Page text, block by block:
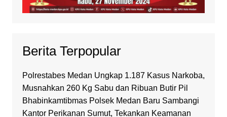
Berita Terpopular
Polrestabes Medan Ungkap 1.187 Kasus Narkoba,
Musnahkan 260 Kg Sabu dan Ribuan Butir Pil
Bhabinkamtibmas Polsek Medan Baru Sambangi
Kantor Perikanan Sumut, Tekankan Keamanan